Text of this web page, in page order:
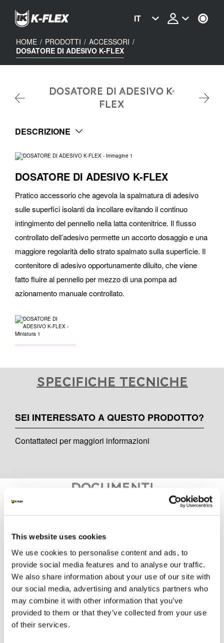
This website uses cookies
We use cookies to personalise content and ads, to
provide social media features and to analyse our traffic.
We also share information about your use of our site with
our social media, advertising and analytics partners who
may combine it with other information that you’ve
provided to them or that they’ve collected from your use
of their services.
content
IT
HOME / PRODOTTI / ACCESSORI /
DOSATORE DI ADESIVO K-FLEX
DOSATORE DI ADESIVO K-
FLEX
DESCRIZIONE
DOSATORE DI ADESIVO K-FLEX
Pratico accessorio che agevola la spalmatura di adesivo
sulle superfici isolanti da incollare evitando il continuo
intingimento del pennello nella latta contenitrice. Il flusso
controllato dell’adesivo permette un accorto dosaggio e una
maggiore regolarità dello strato spalmato sulla superficie. Il
contenitore di adesivo opportunamente diluito, che viene
fatto fluire al pennello per mezzo di una pompa ad
azionamento manuale controllato.
Specifiche tecniche
SEI INTERESSATO A QUESTO PRODOTTO?
Contattateci per maggiori informazioni
Documenti
K-FLEX CATALOGO GENERALE
K-FLEX ACCESSORI
K-FLEX LISTINO PREZZI - MARZO 2022
ALTRI DOCUMENTI